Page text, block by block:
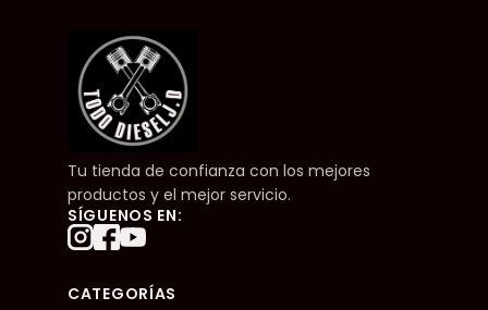
Tu tienda de confianza con los mejores
productos y el mejor servicio.
SÍGUENOS EN:
CATEGORÍAS